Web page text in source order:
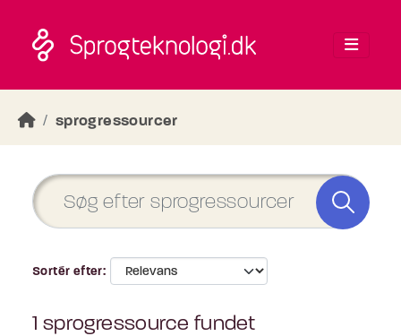
sprogressourcer
Sortér efter
1 sprogressource fundet